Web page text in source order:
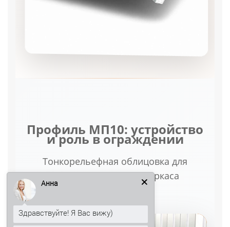
Профиль МП10: устройство
и роль в ограждении
Тонкорельефная облицовка для
готового заборного каркаса
Анна
Здравствуйте! Я Вас вижу)